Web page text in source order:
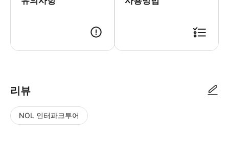
리뷰
NOL 인터파크투어